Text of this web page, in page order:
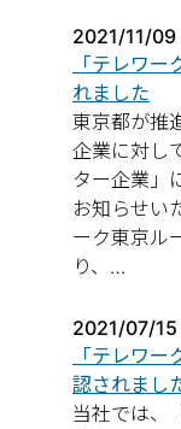
2021/11/09
「テレワ
れました
東京都が推
企業に対し
ター企業」
お知らせい
ーク東京ル
り、…
2021/07/15
「テレワ
認されまし
当社では、